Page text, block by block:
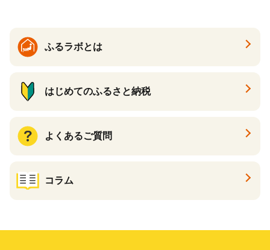
ギフト ふるさと納税 ）
ふるラボとは
はじめてのふるさと納税
よくあるご質問
コラム